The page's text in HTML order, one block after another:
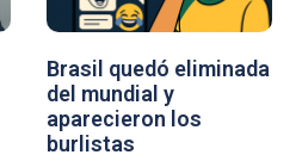
Brasil quedó eliminada
del mundial y
aparecieron los
burlistas